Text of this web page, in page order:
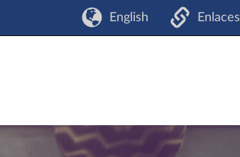
English Enlaces